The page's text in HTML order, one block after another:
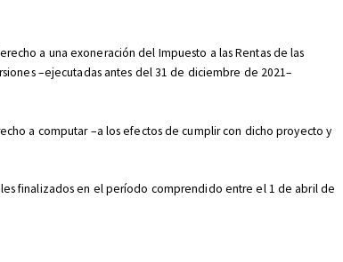
a una exoneración del Impuesto a las Rentas de las
–ejecutadas antes del 31 de diciembre de 2021–
a computar –a los efectos de cumplir con dicho proyecto y
finalizados en el período comprendido entre el 1 de abril de